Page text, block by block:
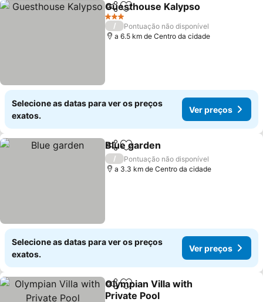
PartilharAdicionar aos favoritos
Guesthouse Kalypso
3 Estrelas
/
Pontuação não disponível
a 6.5 km de Centro da cidade
Selecione as datas para ver os preços
exatos.
Ver preços
PartilharAdicionar aos favoritos
Blue garden
/
Pontuação não disponível
a 3.3 km de Centro da cidade
Selecione as datas para ver os preços
exatos.
Ver preços
PartilharAdicionar aos favoritos
Olympian Villa with
Private Pool